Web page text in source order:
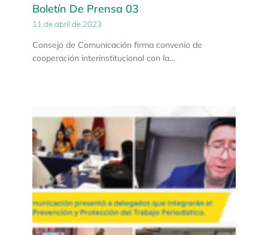
Boletín De Prensa 03
11 de abril de 2023
Consejo de Comunicación firma convenio de
cooperación interinstitucional con la…